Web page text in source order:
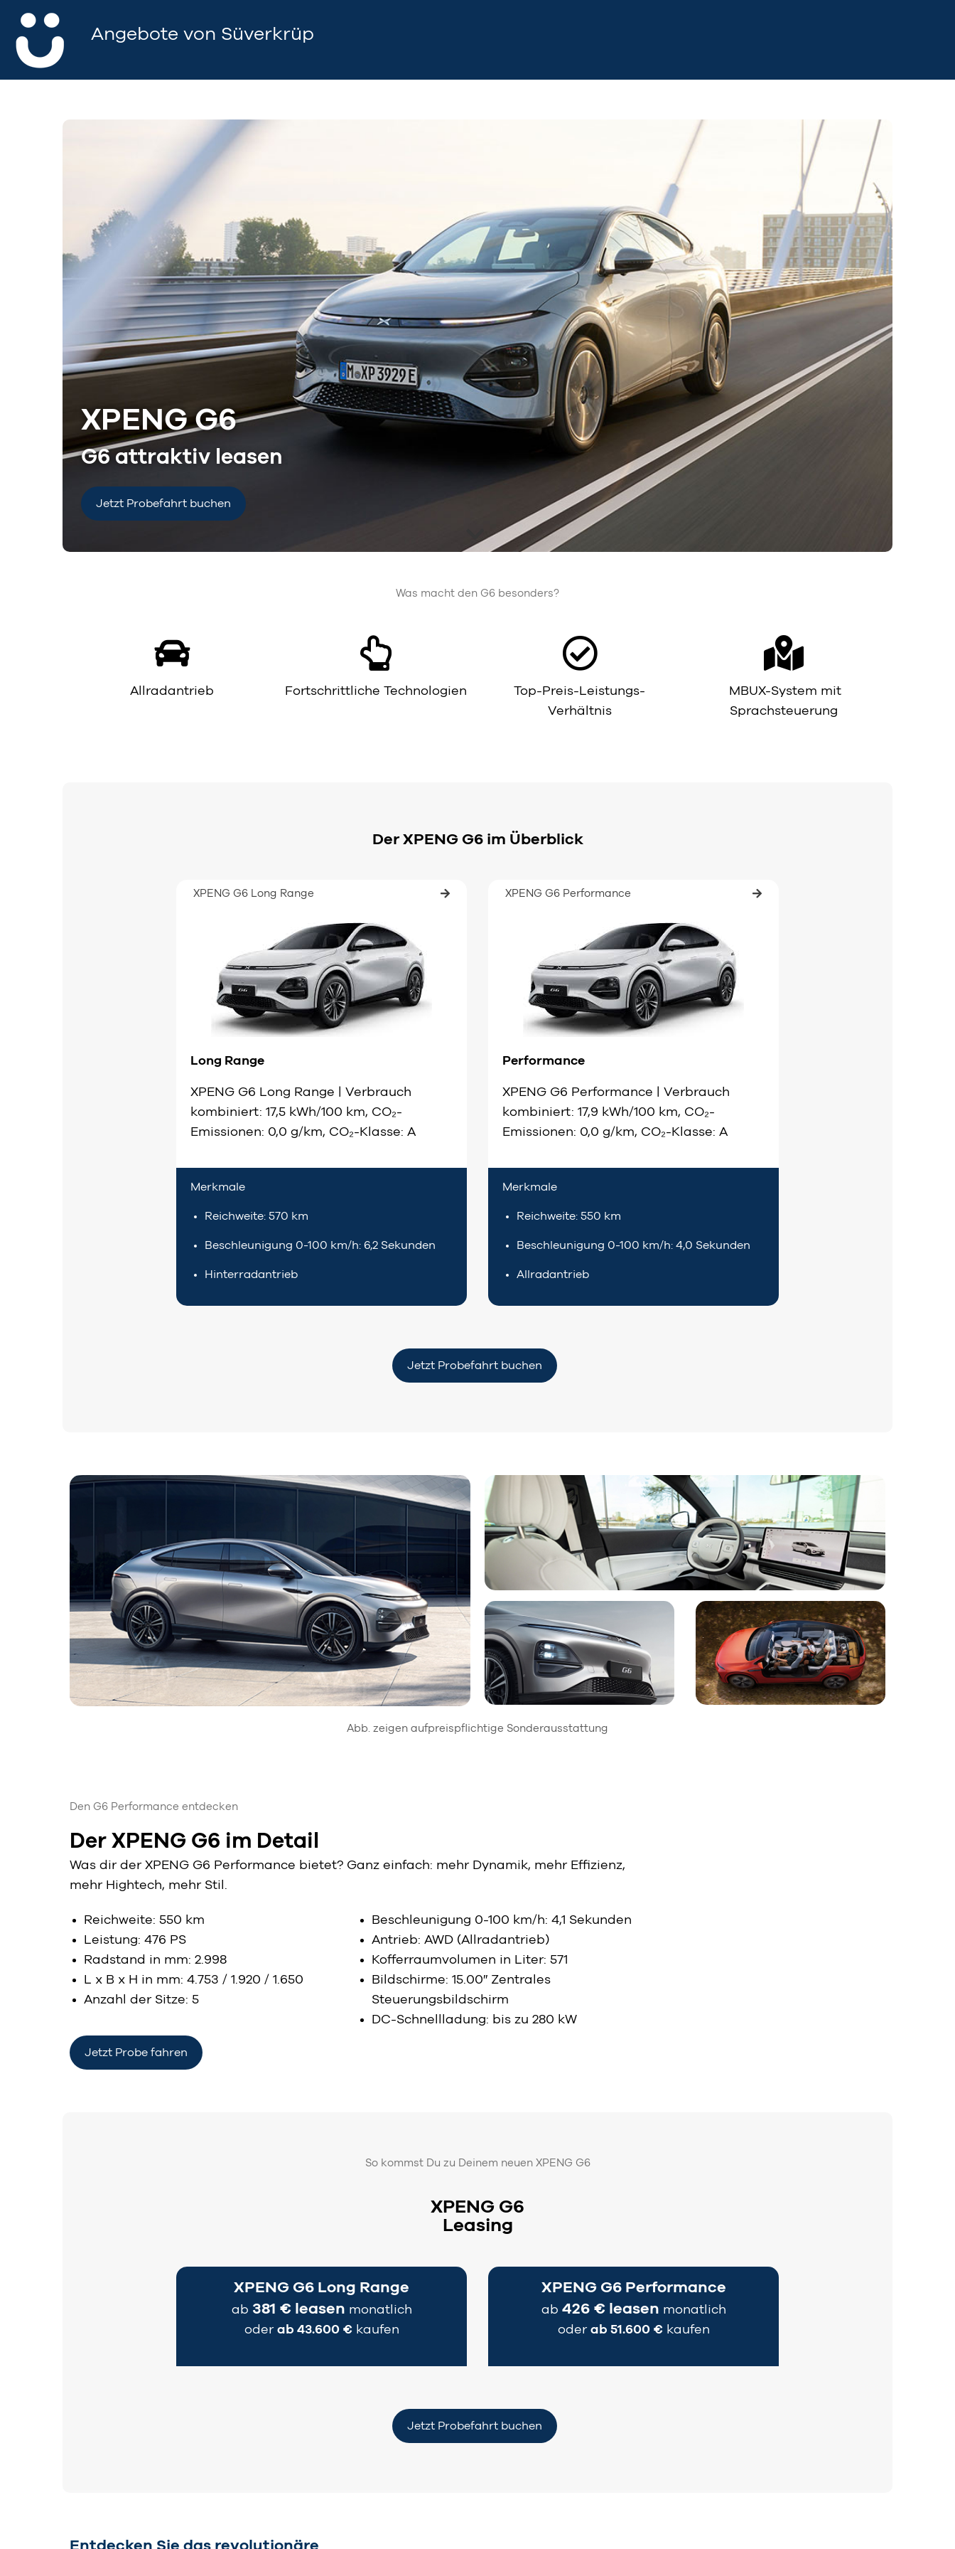
Angebote von Süverkrüp
XPENG G6
G6 attraktiv leasen
Jetzt Probefahrt buchen
Was macht den G6 besonders?
Allradantrieb Fortschrittliche Technologien
Top-Preis-Leistungs-
Verhältnis
MBUX-System mit
Sprachsteuerung
Der XPENG G6 im Überblick
XPENG G6 Long Range
Long Range
XPENG G6 Long Range | Verbrauch
kombiniert: 17,5 kWh/100 km, CO₂-
Emissionen: 0,0 g/km, CO₂-Klasse: A
Merkmale
Reichweite: 570 km
Beschleunigung 0-100 km/h: 6,2 Sekunden
Hinterradantrieb
XPENG G6 Performance
Performance
XPENG G6 Performance | Verbrauch
kombiniert: 17,9 kWh/100 km, CO₂-
Emissionen: 0,0 g/km, CO₂-Klasse: A
Merkmale
Reichweite: 550 km
Beschleunigung 0-100 km/h: 4,0 Sekunden
Allradantrieb
Jetzt Probefahrt buchen
Abb. zeigen aufpreispflichtige Sonderausstattung
Den G6 Performance entdecken
Der XPENG G6 im Detail
Was dir der XPENG G6 Performance bietet? Ganz einfach: mehr Dynamik, mehr Effizienz,
mehr Hightech, mehr Stil.
Reichweite: 550 km
Leistung: 476 PS
Radstand in mm: 2.998
L x B x H in mm: 4.753 / 1.920 / 1.650
Anzahl der Sitze: 5
Jetzt Probe fahren
Beschleunigung 0-100 km/h: 4,1 Sekunden
Antrieb: AWD (Allradantrieb)
Kofferraumvolumen in Liter: 571
Bildschirme: 15.00″ Zentrales
Steuerungsbildschirm
DC-Schnellladung: bis zu 280 kW
So kommst Du zu Deinem neuen XPENG G6
XPENG G6
Leasing
XPENG G6 Long Range
ab 381 € leasen monatlich
oder ab 43.600 € kaufen
XPENG G6 Performance
ab 426 € leasen monatlich
oder ab 51.600 € kaufen
Jetzt Probefahrt buchen